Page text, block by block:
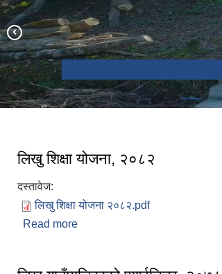
पोकली झरना
लिखु शिक्षा योजना, २०८२
दस्तावेज:
लिखु शिक्षा योजना २०८२.pdf
Read more